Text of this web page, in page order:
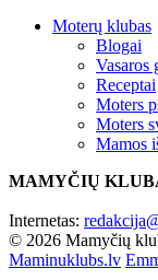
Moterų klubas
Blogai
Vasaros
Receptai
Moters
Moters
Mamos
MAMYČIŲ
Internetas:
© 2026 Mamyčių
Maminuklubs.lv